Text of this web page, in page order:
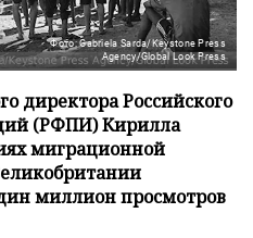
Фото: Gabriela Sarda/Keystone Press
Agency/Global Look Press
директора Российского
(РФПИ) Кирилла
миграционной
миллион просмотров